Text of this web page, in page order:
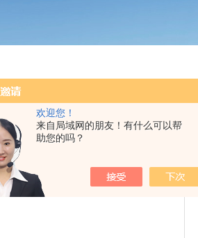
欢迎您！
来自局域网的朋友！有什么可以帮
助您的吗？